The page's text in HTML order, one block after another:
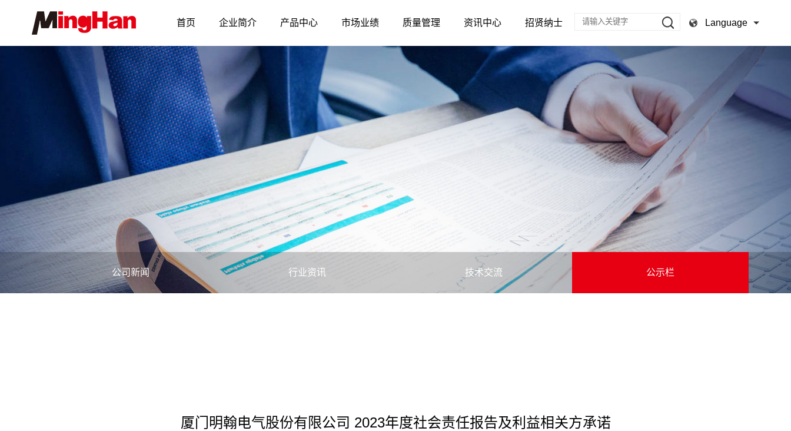
首页 企业简介 产品中心 市场业绩 质量管理 资讯中心 招贤纳士 Language
公司新闻 行业资讯 技术交流 公示栏
厦门明翰电气股份有限公司 2023年度社会责任报告及利益相关方承诺